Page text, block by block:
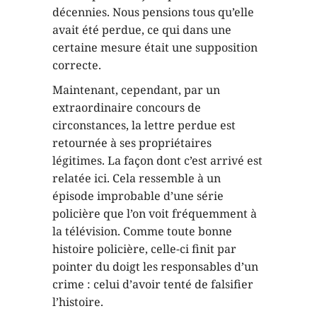
décennies. Nous pensions tous qu’elle
avait été perdue, ce qui dans une
certaine mesure était une supposition
correcte.
Maintenant, cependant, par un
extraordinaire concours de
circonstances, la lettre perdue est
retournée à ses propriétaires
légitimes. La façon dont c’est arrivé est
relatée ici. Cela ressemble à un
épisode improbable d’une série
policière que l’on voit fréquemment à
la télévision. Comme toute bonne
histoire policière, celle-ci finit par
pointer du doigt les responsables d’un
crime : celui d’avoir tenté de falsifier
l’histoire.